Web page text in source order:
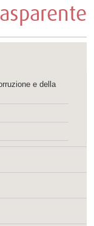
e della